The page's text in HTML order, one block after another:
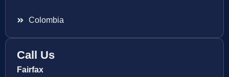
Colombia
Call Us
Fairfax